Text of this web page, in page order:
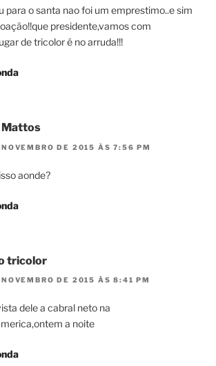
para o santa nao foi um emprestimo..e sim
presidente,vamos com
de tricolor é no arruda!!!
Mattos
DE 2015 ÀS 7:56 PM
aonde?
tricolor
DE 2015 ÀS 8:41 PM
dele a cabral neto na
a noite